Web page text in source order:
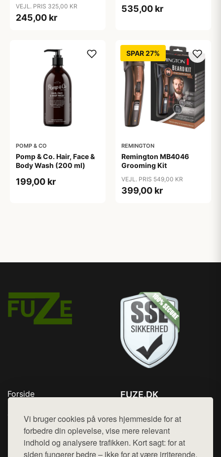
Vi bruger cookies på vores hjemmeside for at
forbedre din oplevelse, vise mere relevant
indhold og analysere trafikken. Kort sagt: for at
siden fungerer bedre – ikke for at være irriterende.
VEJL. PRIS 325,00 KR
245,00 kr
535,00 kr
POMP & CO
Pomp & Co. Hair, Face &
Body Wash (200 ml)
199,00 kr
SPAR 27%
REMINGTON
Remington MB4046
Grooming Kit
VEJL. PRIS 549,00 KR
399,00 kr
Forside
Top Rabatter
Kontakt
FUZE.DK
Mail: hej@want.dk
Cookie- og privatlivspolitik